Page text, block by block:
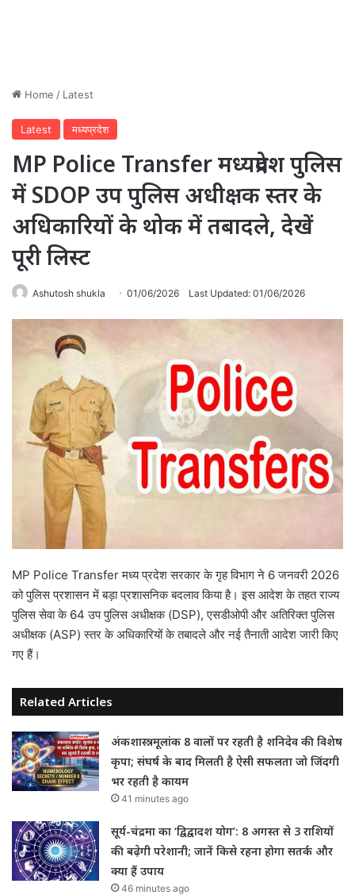
Home / Latest
Latest मध्यप्रदेश
MP Police Transfer मध्यप्रदेश पुलिस
में SDOP उप पुलिस अधीक्षक स्तर के
अधिकारियों के थोक में तबादले, देखें
पूरी लिस्ट
Ashutosh shukla 01/06/2026 Last Updated: 01/06/2026
MP Police Transfer मध्य प्रदेश सरकार के गृह विभाग ने 6 जनवरी 2026
को पुलिस प्रशासन में बड़ा प्रशासनिक बदलाव किया है। इस आदेश के तहत राज्य
पुलिस सेवा के 64 उप पुलिस अधीक्षक (DSP), एसडीओपी और अतिरिक्त पुलिस
अधीक्षक (ASP) स्तर के अधिकारियों के तबादले और नई तैनाती आदेश जारी किए
गए हैं।
Related Articles
अंकशास्त्र: मूलांक 8 वालों पर रहती है शनिदेव की विशेष
कृपा; संघर्ष के बाद मिलती है ऐसी सफलता जो जिंदगी
भर रहती है कायम
41 minutes ago
सूर्य-चंद्रमा का ‘द्विद्वादश योग’: 8 अगस्त से 3 राशियों
की बढ़ेगी परेशानी; जानें किसे रहना होगा सतर्क और
क्या हैं उपाय
46 minutes ago